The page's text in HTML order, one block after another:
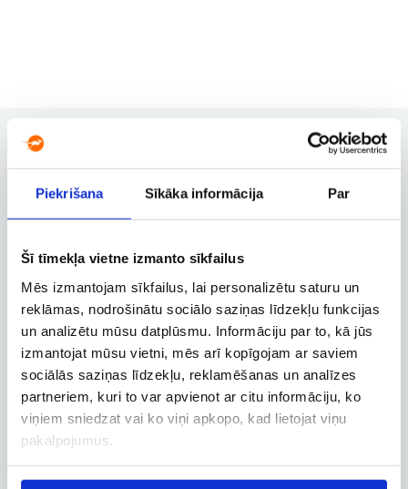
Piekrišana Sīkāka informācija Par
Šī tīmekļa vietne izmanto sīkfailus
Mēs izmantojam sīkfailus, lai personalizētu saturu un
reklāmas, nodrošinātu sociālo saziņas līdzekļu funkcijas
un analizētu mūsu datplūsmu. Informāciju par to, kā jūs
izmantojat mūsu vietni, mēs arī kopīgojam ar saviem
sociālās saziņas līdzekļu, reklamēšanas un analīzes
partneriem, kuri to var apvienot ar citu informāciju, ko
viņiem sniedzat vai ko viņi apkopo, kad lietojat viņu
pakalpojumus.
Rezervācijas pārvaldība
Rezervācijas maiņa, atcelšana un
Biznesa konts
Biznesa, dienesta un
darbatvaļinājuma lidojumu
rezervācija
Lidojuma izsekošana
Lidojuma statusa un citas aktuālās